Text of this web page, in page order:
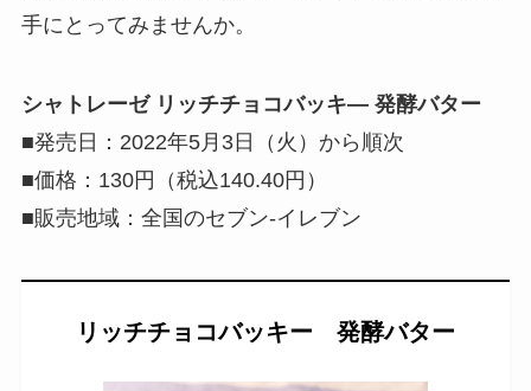
手にとってみませんか。
シャトレーゼ リッチチョコバッキ― 発酵バター
■発売日：2022年5月3日（火）から順次
■価格：130円（税込140.40円）
■販売地域：全国のセブン-イレブン
リッチチョコバッキー 発酵バター